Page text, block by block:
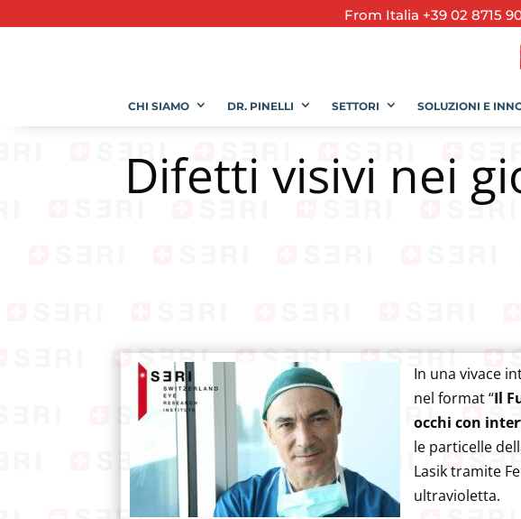
From Italia +39 02 8715
CHI SIAMO DR. PINELLI SETTORI SOLUZIONI E
Difetti visivi nei
In una vivace
nel format “Il
occhi con
le particelle
Lasik tramite
ultravioletta.